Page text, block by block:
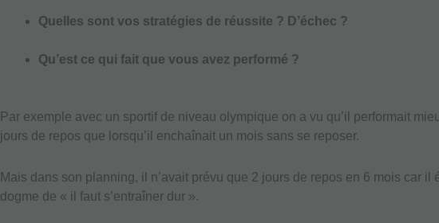
Quelles sont vos stratégies de réussite ? D’échec ?
Qu’est ce qui fait que vous avez performé ?
Par exemple avec un sportif de niveau olympique on a vu qu’il performait
jours de repos que lorsqu’il enchaînait un mois sans se reposer.
Mais dans son planning, il n’avait prévu que 2 jours de repos en 6 mois car il
dogme de « il faut s’entraîner dur ».